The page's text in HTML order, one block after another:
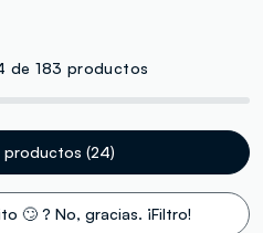
de 183 productos
productos (24)
🙄 ? No, gracias. ¡Filtro!